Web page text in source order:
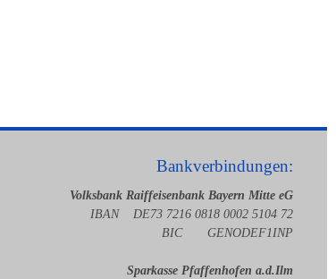
Bankverbindungen:
Volksbank Raiffeisenbank Bayern Mitte eG
IBAN DE73 7216 0818 0002 5104 72
BIC GENODEF1INP
Sparkasse Pfaffenhofen a.d.Ilm